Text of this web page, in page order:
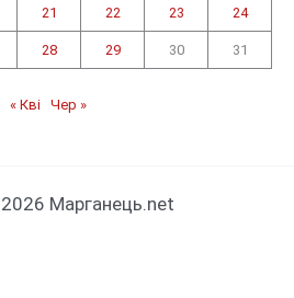
21 22 23 24
28 29 30 31
« Кві Чер »
Марганець.net